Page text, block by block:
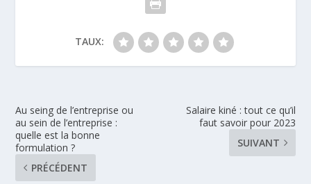
TAUX:
Au seing de l’entreprise ou
au sein de l’entreprise :
quelle est la bonne
formulation ?
PRÉCÉDENT
Salaire kiné : tout ce qu’il
faut savoir pour 2023
SUIVANT